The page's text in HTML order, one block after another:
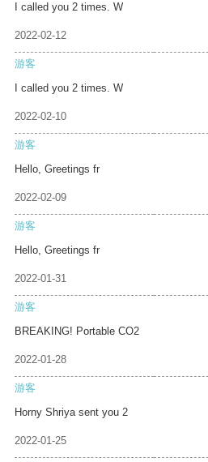
I called you 2 times. W
2022-02-12
游客
I called you 2 times. W
2022-02-10
游客
Hello, Greetings fr
2022-02-09
游客
Hello, Greetings fr
2022-01-31
游客
BREAKING! Portable CO2
2022-01-28
游客
Horny Shriya sent you 2
2022-01-25